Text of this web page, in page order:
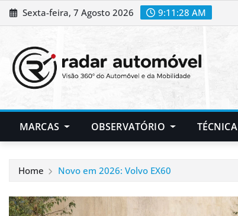
Skip
to
Sexta-feira, 7 Agosto 2026 9:11:29 AM
MARCAS OBSERVATÓRIO TÉCNICA
Home Novo em 2026: Volvo EX60